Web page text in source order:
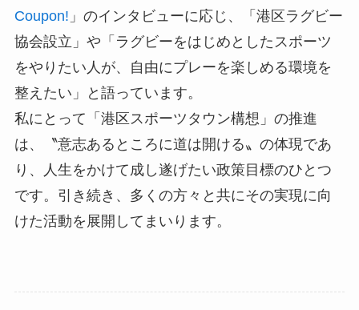
Coupon! 」のインタビューに応じ、「港区ラグビー
協会設立」や「ラグビーをはじめとしたスポーツ
をやりたい人が、自由にプレーを楽しめる環境を
整えたい」と語っています。
私にとって「港区スポーツタウン構想」の推進
は、〝意志あるところに道は開ける〟の体現であ
り、人生をかけて成し遂げたい政策目標のひとつ
です。引き続き、多くの方々と共にその実現に向
けた活動を展開してまいります。